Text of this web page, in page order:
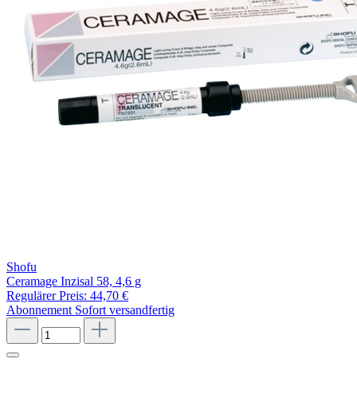
Shofu
Ceramage Inzisal 58, 4,6 g
Regulärer Preis: 44,70 €
Abonnement Sofort versandfertig